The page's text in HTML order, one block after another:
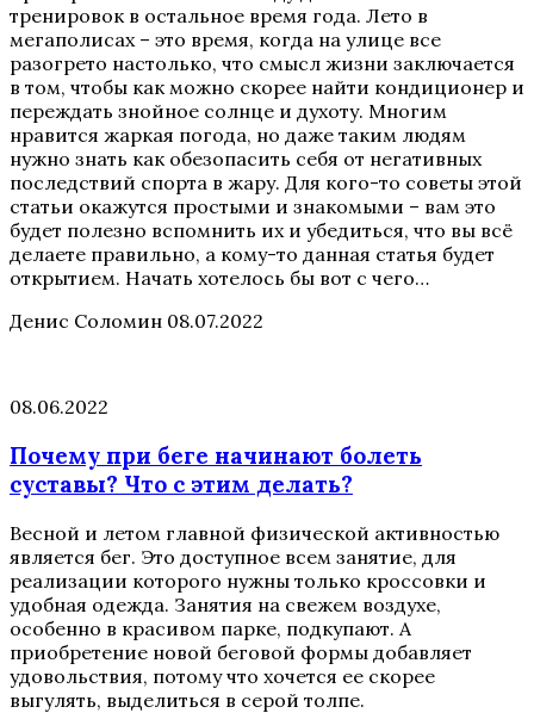
тренировок в остальное время года. Лето в
мегаполисах – это время, когда на улице все
разогрето настолько, что смысл жизни заключается
в том, чтобы как можно скорее найти кондиционер и
переждать знойное солнце и духоту. Многим
нравится жаркая погода, но даже таким людям
нужно знать как обезопасить себя от негативных
последствий спорта в жару. Для кого-то советы этой
статьи окажутся простыми и знакомыми – вам это
будет полезно вспомнить их и убедиться, что вы всё
делаете правильно, а кому-то данная статья будет
открытием. Начать хотелось бы вот с чего…
Денис Соломин 08.07.2022
08.06.2022
Почему при беге начинают болеть
суставы? Что с этим делать?
Весной и летом главной физической активностью
является бег. Это доступное всем занятие, для
реализации которого нужны только кроссовки и
удобная одежда. Занятия на свежем воздухе,
особенно в красивом парке, подкупают. А
приобретение новой беговой формы добавляет
удовольствия, потому что хочется ее скорее
выгулять, выделиться в серой толпе.